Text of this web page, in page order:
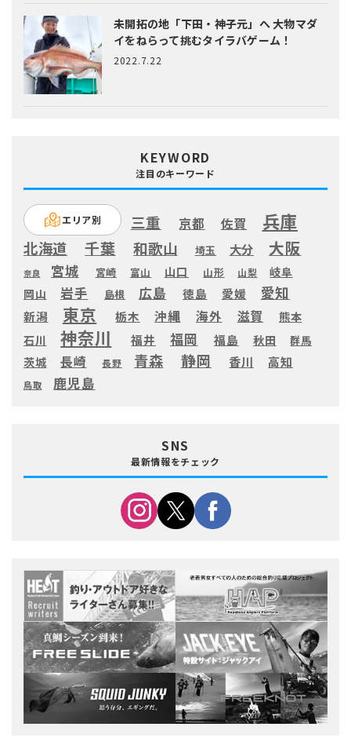
未開拓の地「下田・神子元」へ大物マダ
イをねらって挑むタイラバゲーム！
2022.7.22
KEYWORD
注目のキーワード
エリア別 三重 京都 佐賀 兵庫
北海道 千葉 和歌山 埼玉 大分 大阪
奈良 宮城 宮崎 富山 山口 山形 山梨
岐阜
岡山
岩手 島根 広島 徳島 愛媛 愛知
新潟 東京 栃木 沖縄 海外 滋賀
熊本
石川
神奈川 福井 福岡 福島 秋田 群馬
茨城 長崎 長野 青森 静岡 香川 高知
鳥取 鹿児島
SNS
最新情報をチェック